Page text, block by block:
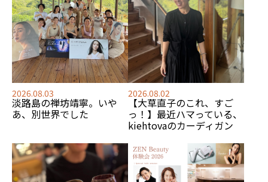
2026.08.03
淡路島の禅坊靖寧。いや
あ、別世界でした
2026.08.02
【大草直子のこれ、すご
っ！】最近ハマっている、
kiehtovaのカーディガン